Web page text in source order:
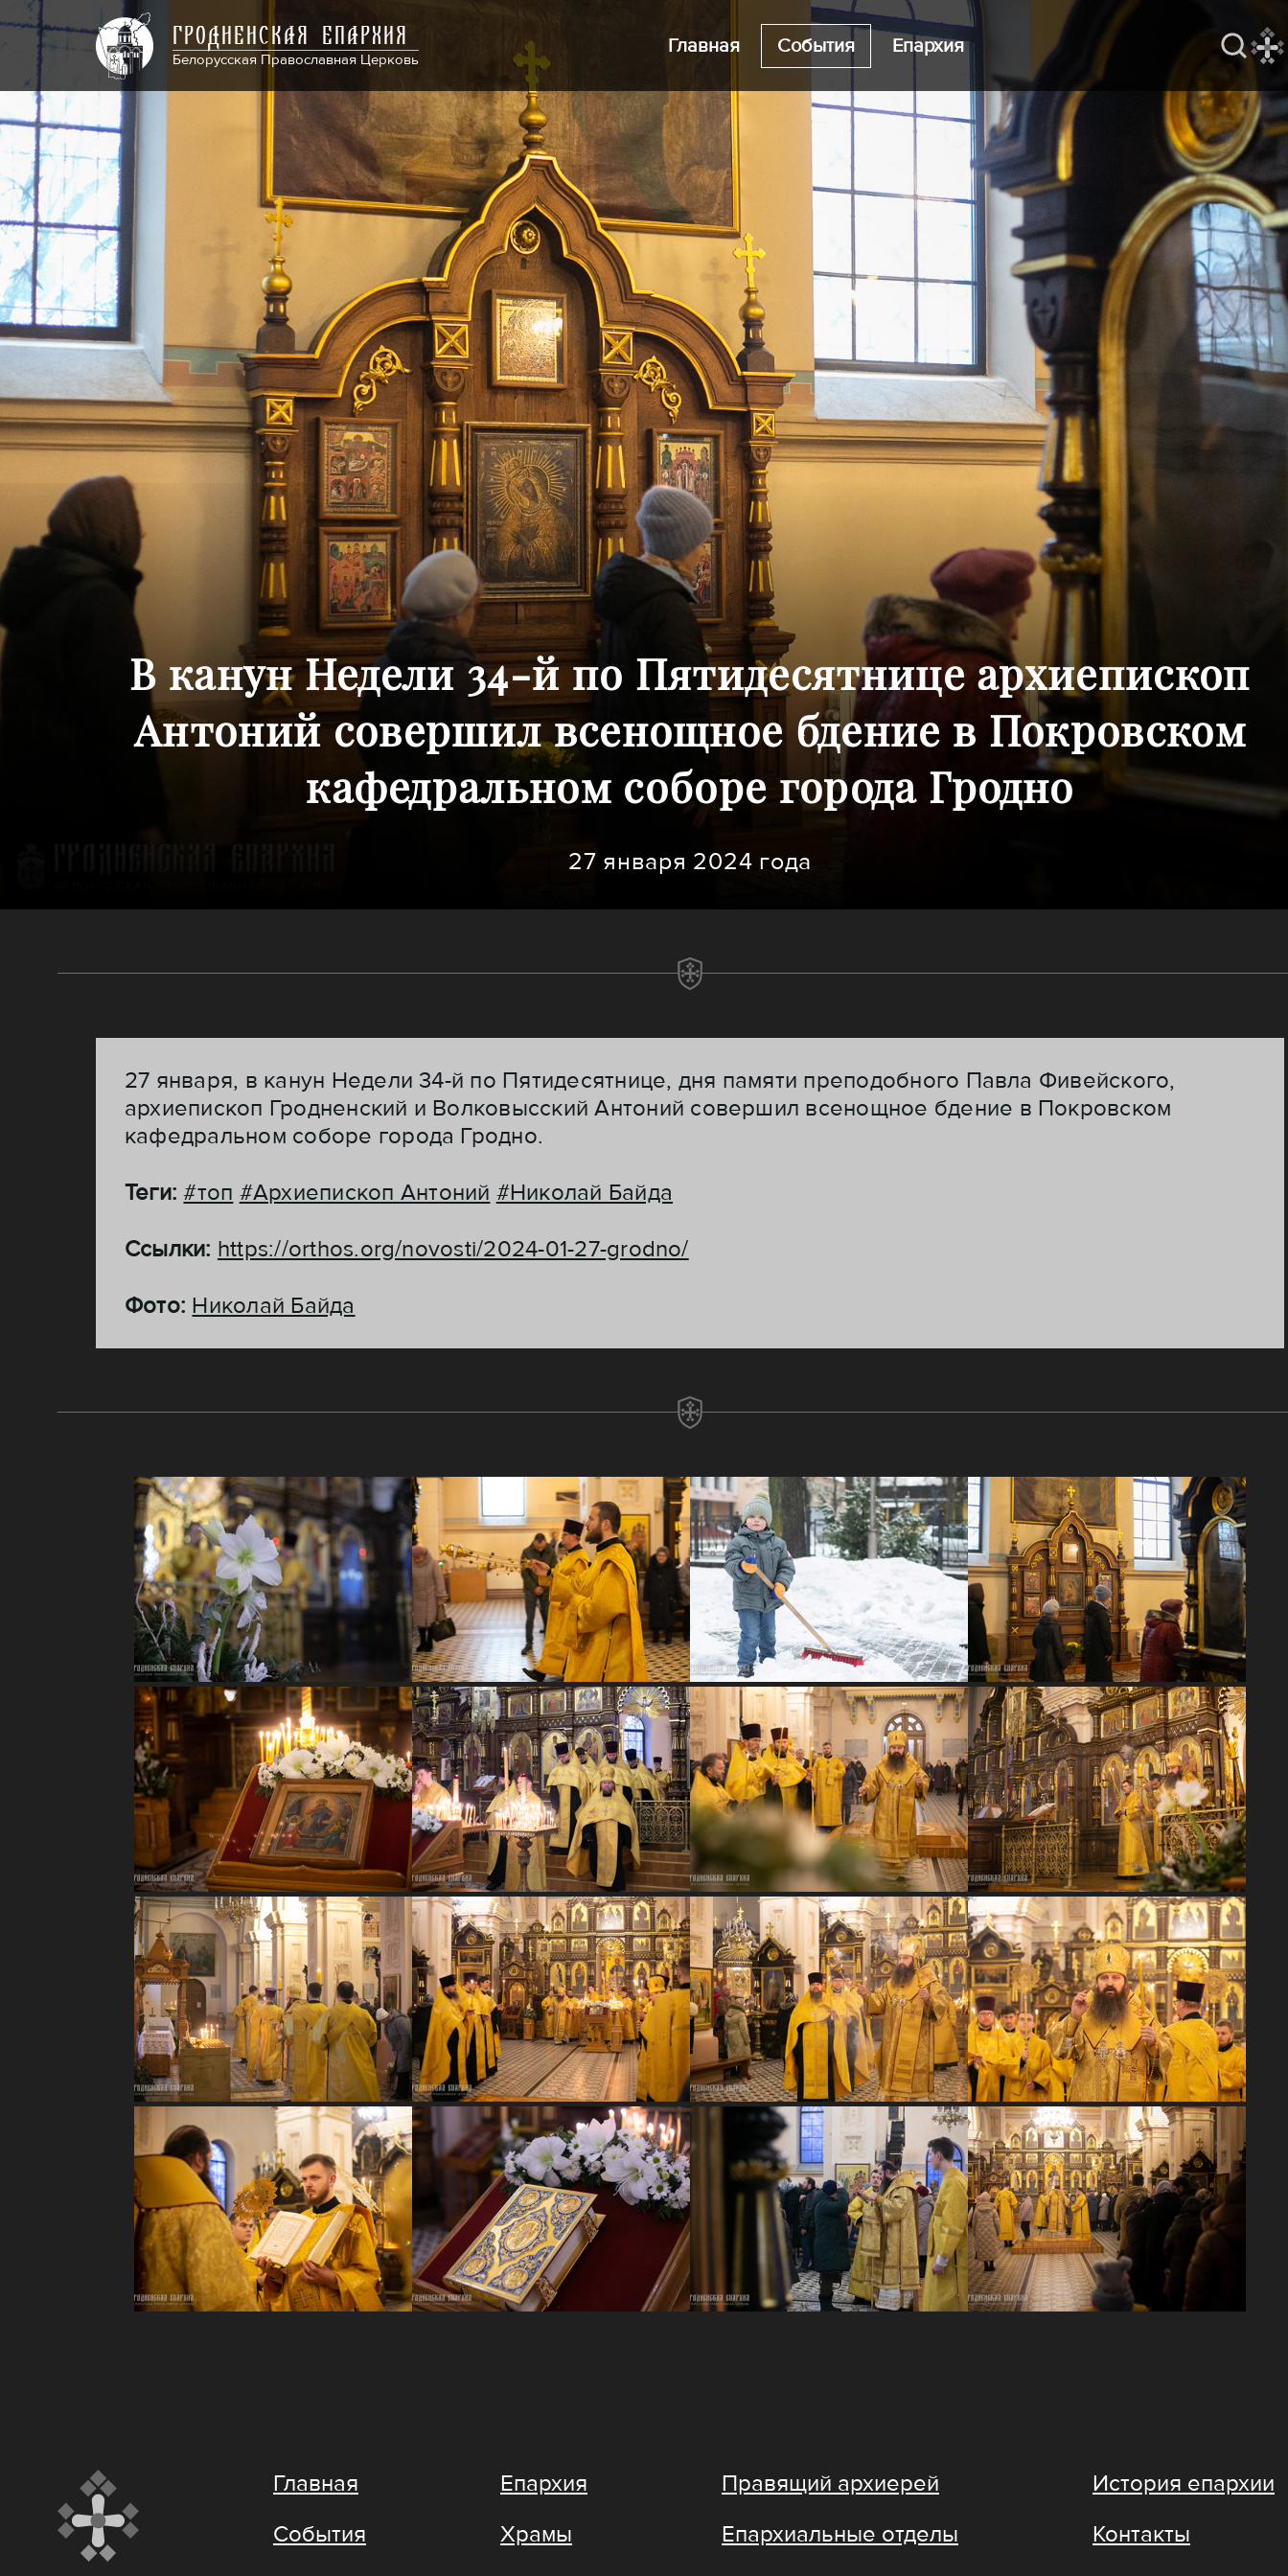
ГРОДНЕНСКАЯ ЕПАРХИЯ
Белорусская Православная Церковь
Главная События Епархия
В канун Недели 34-й по Пятидесятнице архиепископ
Антоний совершил всенощное бдение в Покровском
кафедральном соборе города Гродно
27 января 2024 года
27 января, в канун Недели 34-й по Пятидесятнице, дня памяти преподобного Павла Фивейского,
архиепископ Гродненский и Волковысский Антоний совершил всенощное бдение в Покровском
кафедральном соборе города Гродно.
Теги:#топ #Архиепископ Антоний #Николай Байда
Ссылки: https://orthos.org/novosti/2024-01-27-grodno/
Фото: Николай Байда
Главная
События
Епархия
Храмы
Правящий архиерей
Епархиальные отделы
История епархии
Контакты